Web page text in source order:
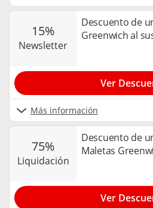
15%
newsletter
Descuento de
Greenwich al
Más información
Ver
75%
liquidación
Descuento de
Maletas
Ver